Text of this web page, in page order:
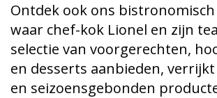
Ontdek ook ons
waar chef-kok Lionel en zijn
selectie van voorgerechten,
en desserts aanbieden,
en seizoensgebonden